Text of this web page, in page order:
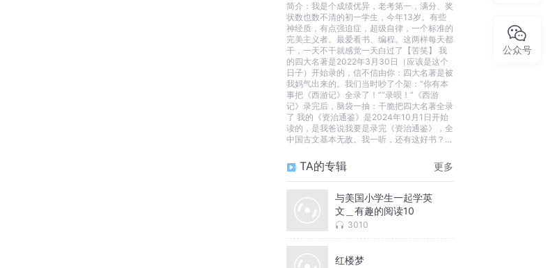
简介： 我是个成绩优异，老考第一，满分、奖
状数也数不清的初一学生，今年13岁。有些
神经质，有点强迫症，超级自律，一个标准的
完美主义者。最爱看书、编程。这两样每天都
干，一天不干就感觉一天白过了【苦笑】 我
的四大名著是2022年3月30日（应该是这个
日子）开始录的，信不信由你：四大名著是被
我妈气出来的。我们当时吵了个架：“你有本
事把《西游记》全录了！”“录呗！”《西游
记》录完后，脑袋一抽：干脆把四大名著全录
了 我的《资治通鉴》是2024年10月1日开始
读的，是我爸说我要是录完《资治通鉴》，全
中国古文基本无敌。我一听，还有这好书？便
很辛苦的，希望大家多多支持，谢谢！
TA的专辑 更多
与美国小学生一起学英
文＿有趣的阅读10
3010
红楼梦
公众号